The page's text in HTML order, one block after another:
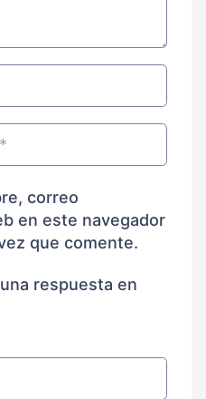
correo
en este navegador
que comente.
respuesta en